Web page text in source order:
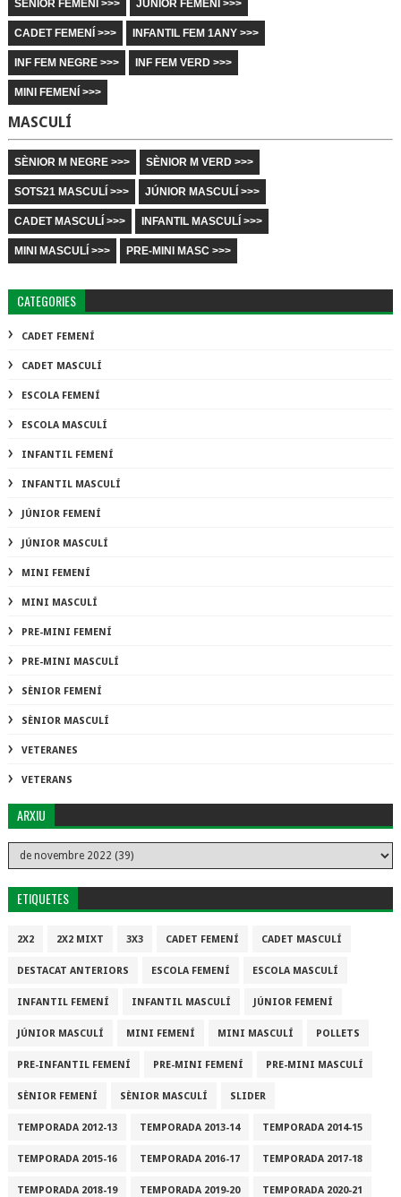
SÈNIOR FEMENÍ >>> JÚNIOR FEMENÍ >>>
CADET FEMENÍ >>> INFANTIL FEM 1ANY >>>
INF FEM NEGRE >>> INF FEM VERD >>>
MINI FEMENÍ >>>
MASCULÍ
SÈNIOR M NEGRE >>> SÈNIOR M VERD >>>
SOTS21 MASCULÍ >>> JÚNIOR MASCULÍ >>>
CADET MASCULÍ >>> INFANTIL MASCULÍ >>>
MINI MASCULÍ >>> PRE-MINI MASC >>>
CATEGORIES
CADET FEMENÍ
CADET MASCULÍ
ESCOLA FEMENÍ
ESCOLA MASCULÍ
INFANTIL FEMENÍ
INFANTIL MASCULÍ
JÚNIOR FEMENÍ
JÚNIOR MASCULÍ
MINI FEMENÍ
MINI MASCULÍ
PRE-MINI FEMENÍ
PRE-MINI MASCULÍ
SÈNIOR FEMENÍ
SÈNIOR MASCULÍ
VETERANES
VETERANS
ARXIU
ETIQUETES
2X2 2X2 MIXT 3X3 CADET FEMENÍ CADET MASCULÍ
DESTACAT ANTERIORS ESCOLA FEMENÍ ESCOLA MASCULÍ
INFANTIL FEMENÍ INFANTIL MASCULÍ JÚNIOR FEMENÍ
JÚNIOR MASCULÍ MINI FEMENÍ MINI MASCULÍ POLLETS
PRE-INFANTIL FEMENÍ PRE-MINI FEMENÍ PRE-MINI MASCULÍ
SÈNIOR FEMENÍ SÈNIOR MASCULÍ SLIDER
TEMPORADA 2012-13 TEMPORADA 2013-14 TEMPORADA 2014-15
TEMPORADA 2015-16 TEMPORADA 2016-17 TEMPORADA 2017-18
TEMPORADA 2018-19 TEMPORADA 2019-20 TEMPORADA 2020-21